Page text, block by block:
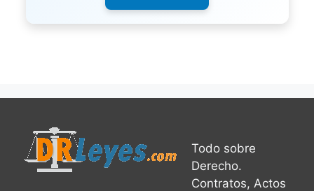
Todo sobre
Derecho.
Contratos, Actos